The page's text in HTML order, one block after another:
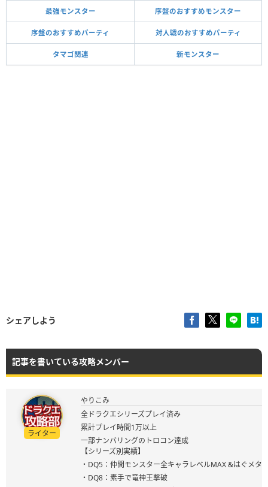
最強モンスター 序盤のおすすめモンスター
序盤のおすすめパーティ 対人戦のおすすめパーティ
タマゴ関連 新モンスター
シェアしよう
記事を書いている攻略メンバー
ライター
やりこみ
全ドラクエシリーズプレイ済み
累計プレイ時間1万以上
一部ナンバリングのトロコン達成
【シリーズ別実績】
・DQ5：仲間モンスター全キャラレベルMAX &はぐメタ
・DQ8：素手で竜神王撃破